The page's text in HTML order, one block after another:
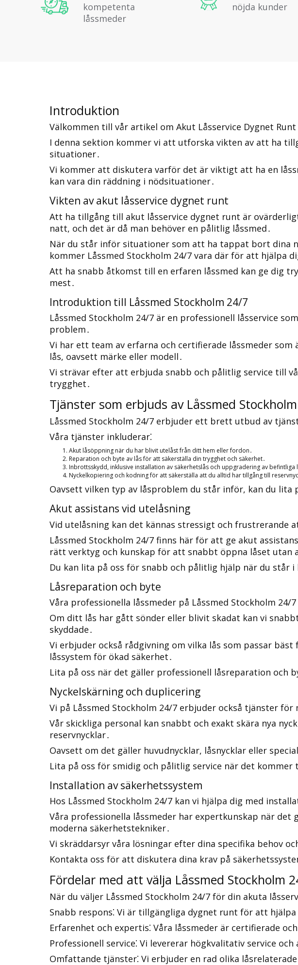
kompetenta
låssmeder
nöjda kunder
Introduktion
Välkommen till vår artikel om Akut Låsservice Dygnet
I denna sektion kommer vi att utforska vikten av att ha
situationer․
Vi kommer att diskutera varför det är viktigt att ha en
kan vara din räddning i nödsituationer․
Vikten av akut låsservice dygnet runt
Att ha tillgång till akut låsservice dygnet runt är
natt, och det är då man behöver en pålitlig låssmed․
När du står inför situationer som att ha tappat bort
kommer Låssmed Stockholm 24/7 vara där för att hjälpa
Att ha snabb åtkomst till en erfaren låssmed kan ge dig
mest․
Introduktion till Låssmed Stockholm 24/7
Låssmed Stockholm 24/7 är en professionell låsservice
problem․
Vi har ett team av erfarna och certifierade låssmeder
lås, oavsett märke eller modell․
Vi strävar efter att erbjuda snabb och pålitlig service till
trygghet․
Tjänster som erbjuds av Låssmed
Låssmed Stockholm 24/7 erbjuder ett brett utbud av
Våra tjänster inkluderar⁚
Akut låsöppning när du har blivit utelåst från ditt hem eller fordon․
Reparation och byte av lås för att säkerställa din trygghet och säkerhet․
Inbrottsskydd, inklusive installation av säkerhetslås och uppgradering av befintliga
Nyckelkopiering och kodning för att säkerställa att du alltid har tillgång till
Oavsett vilken typ av låsproblem du står inför, kan du lita
Akut assistans vid utelåsning
Vid utelåsning kan det kännas stressigt och
Låssmed Stockholm 24/7 finns här för att ge akut
rätt verktyg och kunskap för att snabbt öppna låset utan
Du kan lita på oss för snabb och pålitlig hjälp när du står i
Låsreparation och byte
Våra professionella låssmeder på Låssmed Stockholm
Om ditt lås har gått sönder eller blivit skadat kan vi
skyddade․
Vi erbjuder också rådgivning om vilka lås som passar
låssystem för ökad säkerhet․
Lita på oss när det gäller professionell låsreparation och
Nyckelskärning och duplicering
Vi på Låssmed Stockholm 24/7 erbjuder också tjänster för
Vår skickliga personal kan snabbt och exakt skära nya
reservnycklar․
Oavsett om det gäller huvudnycklar, låsnycklar eller
Lita på oss för smidig och pålitlig service när det kommer
Installation av säkerhetssystem
Hos Låssmed Stockholm 24/7 kan vi hjälpa dig med
Våra professionella låssmeder har expertkunskap när
moderna säkerhetstekniker․
Vi skräddarsyr våra lösningar efter dina specifika behov
Kontakta oss för att diskutera dina krav på
Fördelar med att välja Låssmed Stockholm
När du väljer Låssmed Stockholm 24/7 för din akuta
Snabb respons⁚ Vi är tillgängliga dygnet runt för att
Erfarenhet och expertis⁚ Våra låssmeder är certifierade
Professionell service⁚ Vi levererar högkvalitativ service
Omfattande tjänster⁚ Vi erbjuder en rad olika